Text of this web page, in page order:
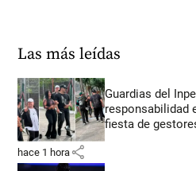
Las más leídas
Guardias del
responsabilidad
fiesta de
hace 1 hora share